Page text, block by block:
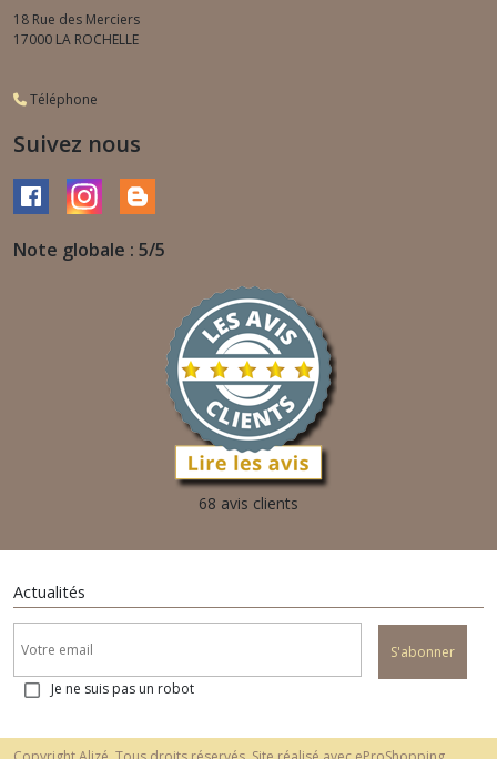
18 Rue des Merciers
17000 LA ROCHELLE
Téléphone
Suivez nous
Note globale : 5/5
68 avis clients
Actualités
S'abonner
Je ne suis pas un robot